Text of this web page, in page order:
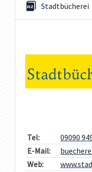
Stadtbücherei
Tel:
09090
E-Mail:
Web: